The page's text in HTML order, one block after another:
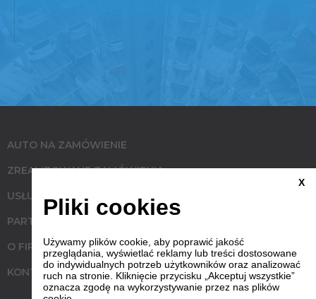
AUTO NA ZAMÓWIENIE
ZREALIZOWANE ZAMÓWIENIA
USŁUGI
PARTNERZY
O FIRMIE
KONTAKT
X
Pliki cookies
Używamy plików cookie, aby poprawić jakość
przeglądania, wyświetlać reklamy lub treści dostosowane
do indywidualnych potrzeb użytkowników oraz analizować
ruch na stronie. Kliknięcie przycisku „Akceptuj wszystkie”
oznacza zgodę na wykorzystywanie przez nas plików